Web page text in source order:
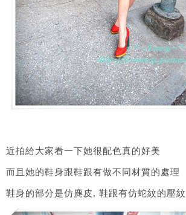
近拍給大家看一下她很配色真的好美
而且她的鞋身跟鞋跟有做不同材質的處理
鞋身的部分是仿麂皮, 鞋跟有仿蛇紋的壓紋